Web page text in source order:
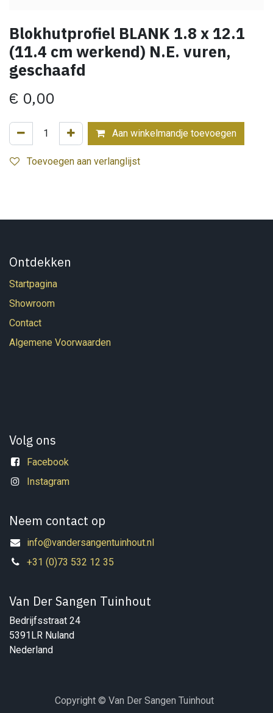
Blokhutprofiel BLANK 1.8 x 12.1
(11.4 cm werkend) N.E. vuren,
geschaafd
€ 0,00
Aan winkelmandje toevoegen
Toevoegen aan verlanglijst
Ontdekken
Startpagina
Showroom
Contact
Algemene Voorwaarden
Volg ons
Facebook
Instagram
Neem contact op
info@vandersangentuinhout.nl
+31 (0)73 532 12 35
Van Der Sangen Tuinhout
Bedrijfsstraat 24
5391LR Nuland
Nederland
Copyright © Van Der Sangen Tuinhout